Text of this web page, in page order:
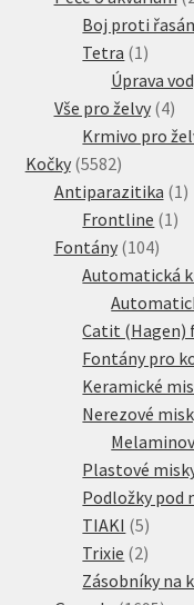
Boj proti
Tetra 1 1
Úprava
Vše pro želvy 44
Krmivo pro
Kočky 55825582
produktů
Antiparazitika 1 1
Frontline 1 1
Fontány 104104
Automatická
Catit (Hagen)
Fontány pro
Keramické
Nerezové
Plastové
Podložky pod
TIAKI 55
Trixie 22
Zásobníky na